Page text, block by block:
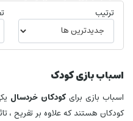
ترتیب
اسباب بازی کودک
اسباب بازی برای کودکان خردسال
کودکان هستند که علاوه بر تفریح ،